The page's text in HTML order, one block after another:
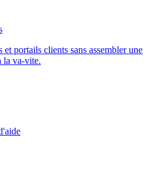
et portails clients sans assembler une
la va-vite.